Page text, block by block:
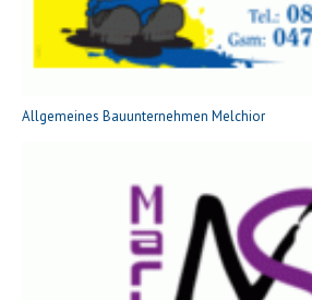
Allgemeines Bauunternehmen Melchior